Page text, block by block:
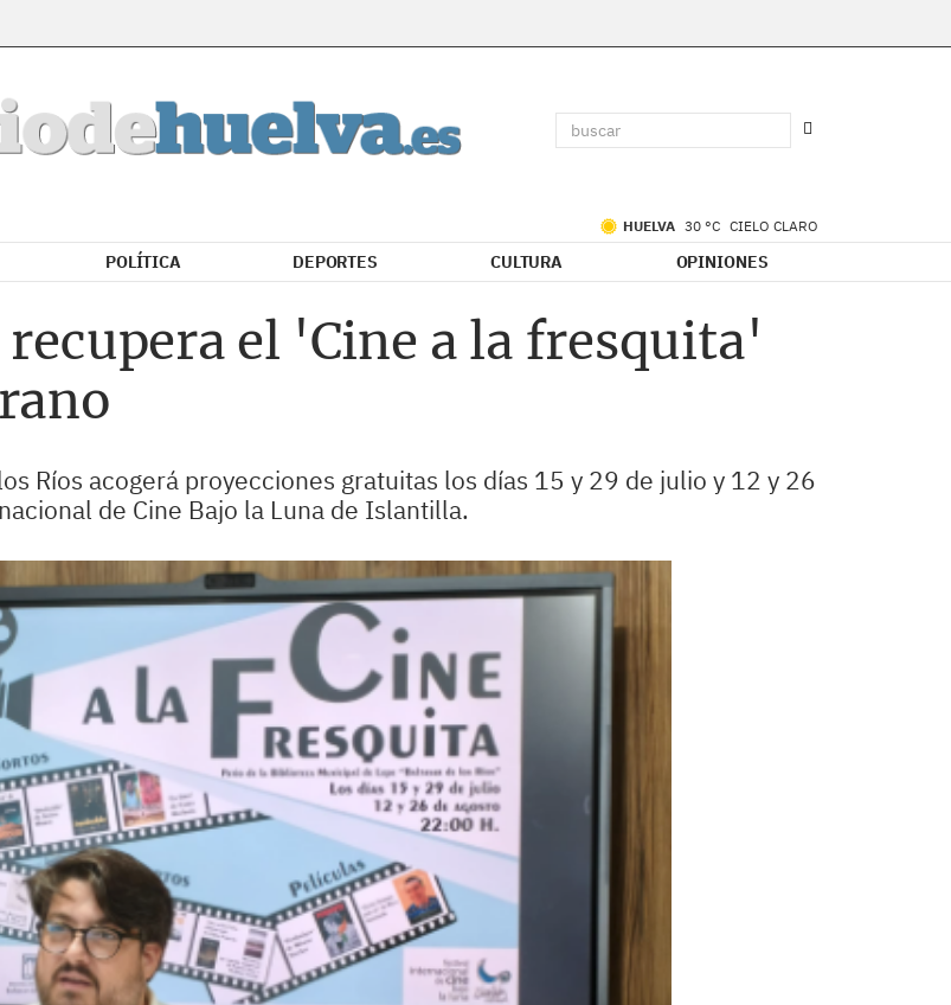
HUELVA 30 °C CIELO CLARO
POLÍTICA DEPORTES CULTURA OPINIONES
el 'Cine a la fresquita'
Ríos acogerá proyecciones gratuitas los días 15 y 29 de julio y 12 y 26
de Cine Bajo la Luna de Islantilla.